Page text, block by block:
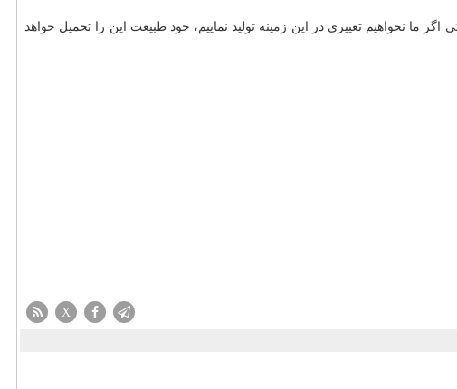
نخواهیم تغییری در این زمینه تولید نماییم، خود طبیعت این را تحمیل خواهد
X